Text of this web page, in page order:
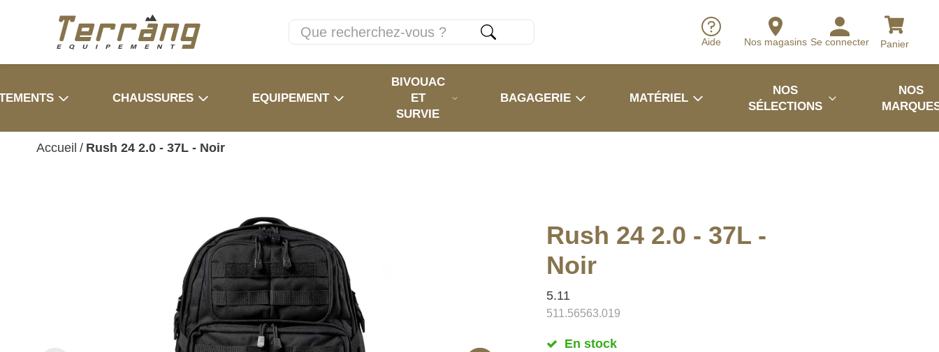
Aide Nos magasins Se connecter Panier
CHAUSSURES EQUIPEMENT
BIVOUAC
ET
SURVIE
BAGAGERIE MATÉRIEL
NOS
SÉLECTIONS
NOS
Accueil / Rush 24 2.0 - 37L - Noir
Rush 24 2.0 - 37L -
Noir
5.11
511.56563.019
En stock